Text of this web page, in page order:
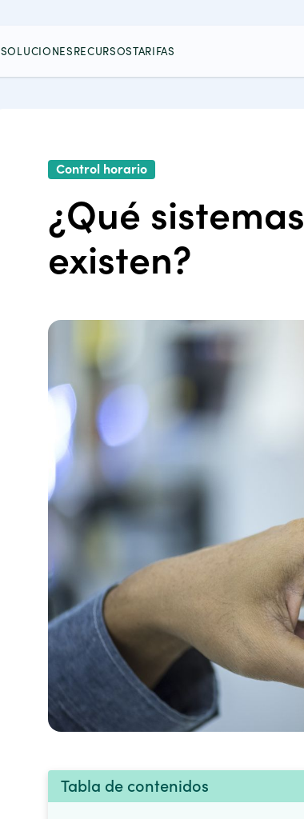
SOLUCIONESRECURSOSTARIFAS
Control horario
¿Qué
existen?
Tabla de contenidos